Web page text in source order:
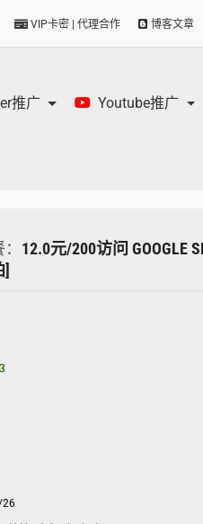
VIP卡密 | 代理合作 博客文章
推广 Youtube推广
12.0元/200访问 GOOGLE
26